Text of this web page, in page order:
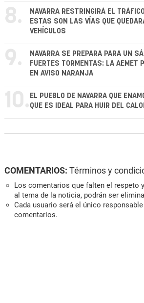
8.
NAVARRA RESTRINGIRÁ EL
ESTAS SON LAS VÍAS QUE
VEHÍCULOS
9.
NAVARRA SE PREPARA PARA UN
FUERTES TORMENTAS: LA AEMET
EN AVISO NARANJA
10. EL PUEBLO DE NAVARRA QUE
QUE ES IDEAL PARA HUIR DEL
COMENTARIOS: Términos y
Los comentarios que falten el respeto
al tema de la noticia, podrán ser
Cada usuario será el único
comentarios.